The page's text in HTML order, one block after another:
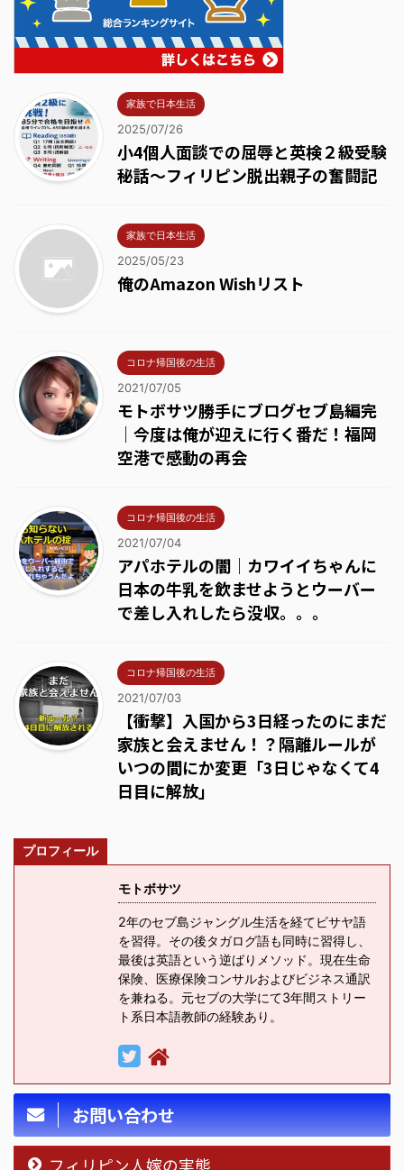
家族で日本生活
2025/07/26
小4個人面談での屈辱と英検２級受験
秘話～フィリピン脱出親子の奮闘記
家族で日本生活
2025/05/23
俺のAmazon Wishリスト
コロナ帰国後の生活
2021/07/05
モトボサツ勝手にブログセブ島編完
｜今度は俺が迎えに行く番だ！福岡
空港で感動の再会
コロナ帰国後の生活
2021/07/04
アパホテルの闇｜カワイイちゃんに
日本の牛乳を飲ませようとウーバー
で差し入れしたら没収。。。
コロナ帰国後の生活
2021/07/03
【衝撃】入国から3日経ったのにまだ
家族と会えません！？隔離ルールが
いつの間にか変更「3日じゃなくて4
日目に解放」
プロフィール
モトボサツ
2年のセブ島ジャングル生活を経てビサヤ語
を習得。その後タガログ語も同時に習得し、
最後は英語という逆ばりメソッド。現在生命
保険、医療保険コンサルおよびビジネス通訳
を兼ねる。元セブの大学にて3年間ストリー
ト系日本語教師の経験あり。
お問い合わせ
フィリピン人嫁の実態